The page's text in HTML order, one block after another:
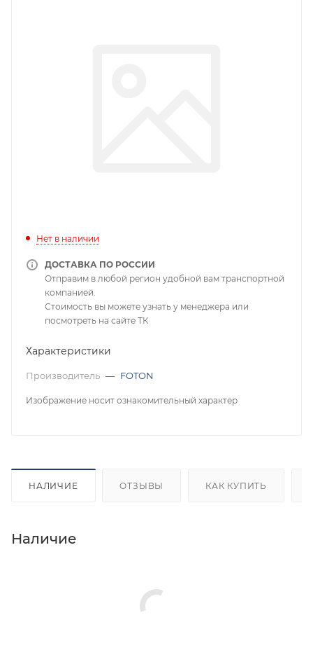
Нет в наличии
ДОСТАВКА ПО РОССИИ
Отправим в любой регион удобной вам транспортной
компанией.
Стоимость вы можете узнать у менеджера или
посмотреть на сайте ТК
Характеристики
Производитель — FOTON
Изображение носит ознакомительный характер
НАЛИЧИЕ ОТЗЫВЫ КАК КУПИТЬ
Наличие